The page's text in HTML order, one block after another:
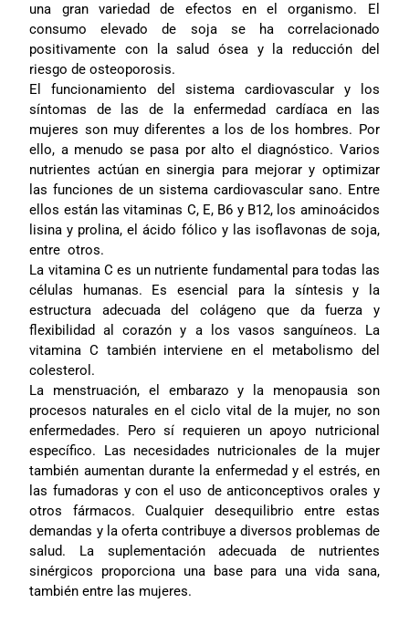
una gran variedad de efectos en el organismo. El
consumo elevado de soja se ha correlacionado
positivamente con la salud ósea y la reducción del
riesgo de osteoporosis.
El funcionamiento del sistema cardiovascular y los
síntomas de las de la enfermedad cardíaca en las
mujeres son muy diferentes a los de los hombres. Por
ello, a menudo se pasa por alto el diagnóstico. Varios
nutrientes actúan en sinergia para mejorar y optimizar
las funciones de un sistema cardiovascular sano. Entre
ellos están las vitaminas C, E, B6 y B12, los aminoácidos
lisina y prolina, el ácido fólico y las isoflavonas de soja,
entre otros.
La vitamina C es un nutriente fundamental para todas las
células humanas. Es esencial para la síntesis y la
estructura adecuada del colágeno que da fuerza y
flexibilidad al corazón y a los vasos sanguíneos. La
vitamina C también interviene en el metabolismo del
colesterol.
La menstruación, el embarazo y la menopausia son
procesos naturales en el ciclo vital de la mujer, no son
enfermedades. Pero sí requieren un apoyo nutricional
específico. Las necesidades nutricionales de la mujer
también aumentan durante la enfermedad y el estrés, en
las fumadoras y con el uso de anticonceptivos orales y
otros fármacos. Cualquier desequilibrio entre estas
demandas y la oferta contribuye a diversos problemas de
salud. La suplementación adecuada de nutrientes
sinérgicos proporciona una base para una vida sana,
también entre las mujeres.